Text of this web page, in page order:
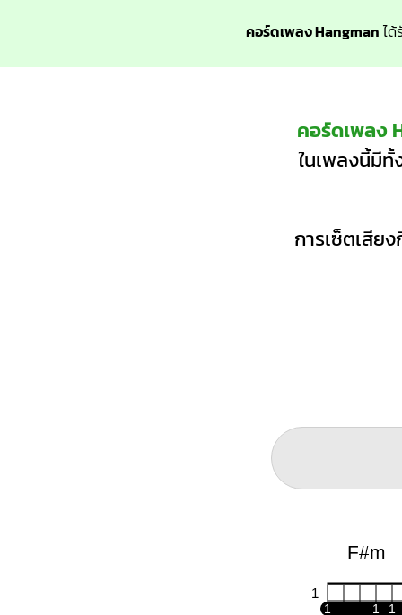
คอร์ดเพลง Hangman ไ
คอร์ดเพลง
ในเพลงนี้มี
การเซ็ตเสีย
F#m
1
1 1 1